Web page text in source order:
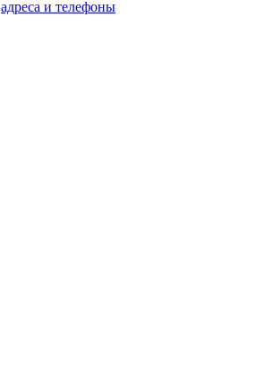
адреса и телефоны